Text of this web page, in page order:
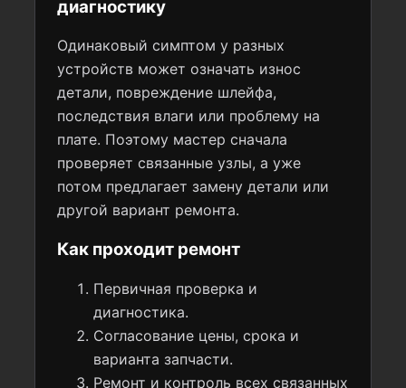
диагностику
Одинаковый симптом у разных
устройств может означать износ
детали, повреждение шлейфа,
последствия влаги или проблему на
плате. Поэтому мастер сначала
проверяет связанные узлы, а уже
потом предлагает замену детали или
другой вариант ремонта.
Как проходит ремонт
Первичная проверка и
диагностика.
Согласование цены, срока и
варианта запчасти.
Ремонт и контроль всех связанных